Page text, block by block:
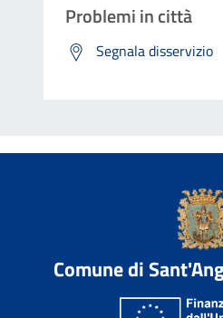
Problemi in città
Segnala disservizio
Comune di